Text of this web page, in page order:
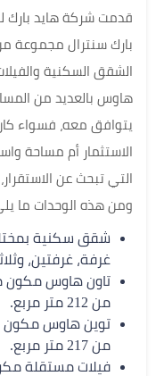
قدمت شركة هايد بارك
بارك سنترال مجموعة
الشقق السكنية
هاوس بالعديد من
يتوافق معه، فسواء
الاستثمار أم مساحة
التي تبحث عن
ومن هذه الوحدات ما
شقق سكنية
غرفة، غرفتين،
من 212 متر مربع.
من 217 متر مربع.